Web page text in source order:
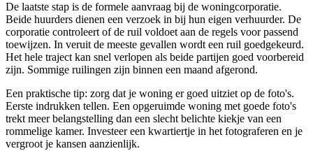
De laatste stap is de formele aanvraag bij de woningcorporatie.
Beide huurders dienen een verzoek in bij hun eigen verhuurder. De
corporatie controleert of de ruil voldoet aan de regels voor passend
toewijzen. In veruit de meeste gevallen wordt een ruil goedgekeurd.
Het hele traject kan snel verlopen als beide partijen goed voorbereid
zijn. Sommige ruilingen zijn binnen een maand afgerond.
Een praktische tip: zorg dat je woning er goed uitziet op de foto's.
Eerste indrukken tellen. Een opgeruimde woning met goede foto's
trekt meer belangstelling dan een slecht belichte kiekje van een
rommelige kamer. Investeer een kwartiertje in het fotograferen en je
vergroot je kansen aanzienlijk.